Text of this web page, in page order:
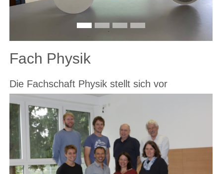
Fach Physik
Die Fachschaft Physik stellt sich vor